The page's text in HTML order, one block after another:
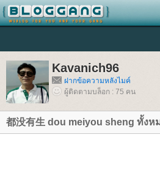
Kavanich96
ฝากข้อความหลังไมค์
ผู้ติดตามบล็อก : 75 คน
都没有生 dou meiyou sheng ทั้ง